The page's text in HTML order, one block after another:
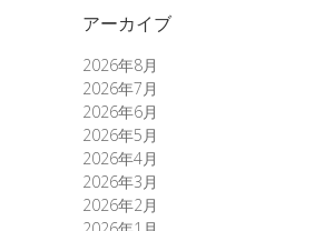
アーカイブ
2026年8月
2026年7月
2026年6月
2026年5月
2026年4月
2026年3月
2026年2月